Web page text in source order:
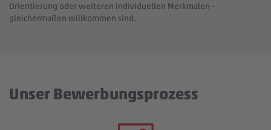
Orientierung oder weiteren individuellen Merkmalen -
gleichermaßen willkommen sind.
Unser Bewerbungsprozess